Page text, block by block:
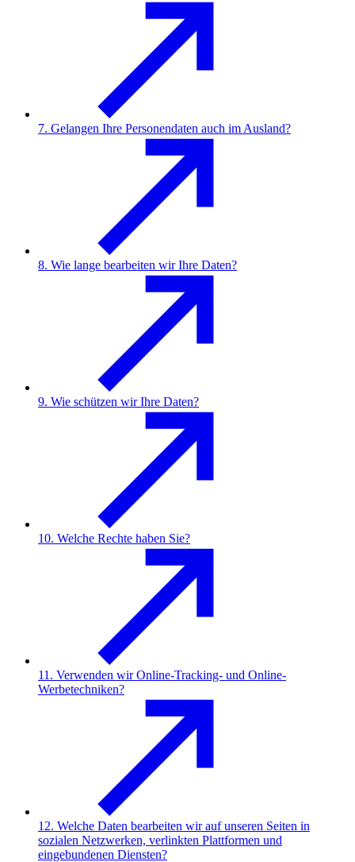
7. Gelangen Ihre Personendaten auch im Ausland?
8. Wie lange bearbeiten wir Ihre Daten?
9. Wie schützen wir Ihre Daten?
10. Welche Rechte haben Sie?
11. Verwenden wir Online-Tracking- und Online-
Werbetechniken?
12. Welche Daten bearbeiten wir auf unseren Seiten in
sozialen Netzwerken, verlinkten Plattformen und
eingebundenen Diensten?